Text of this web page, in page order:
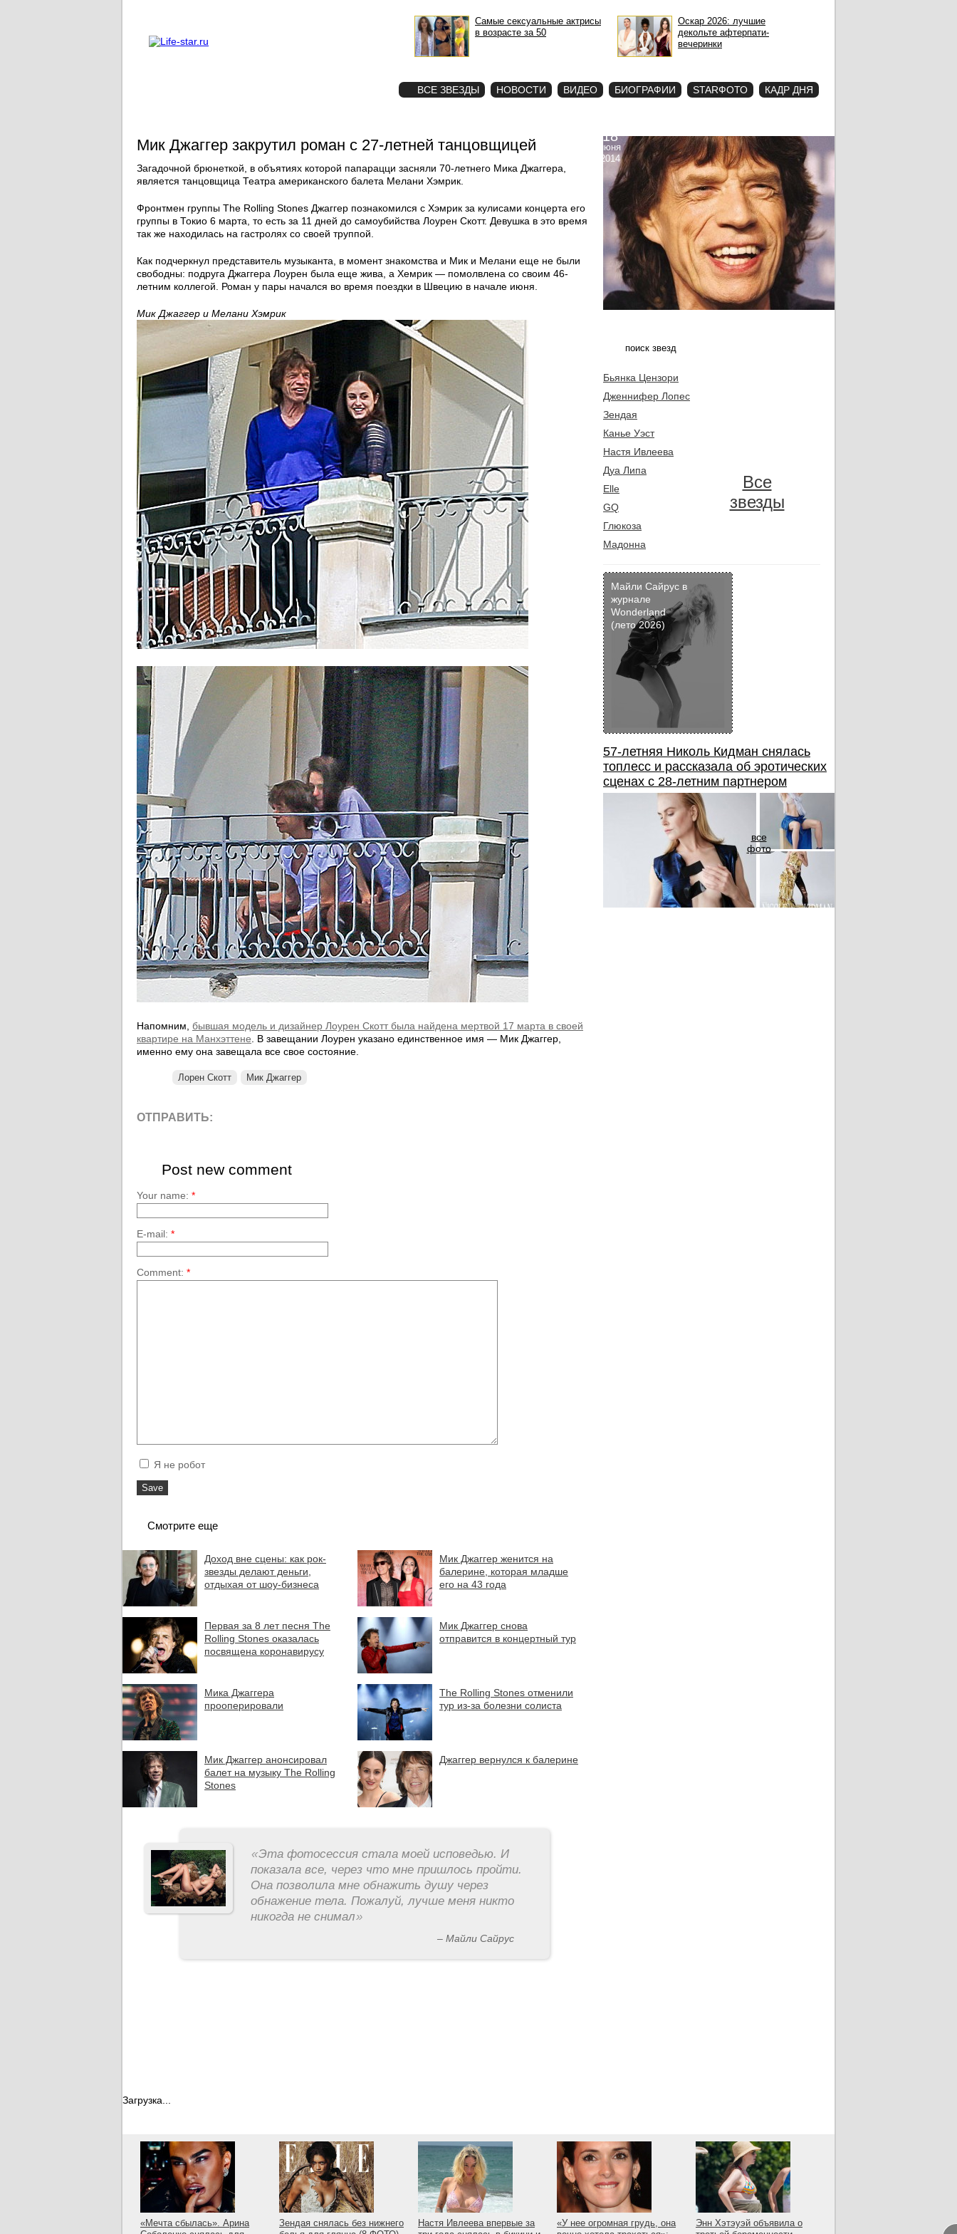
Самые сексуальные актрисы
в возрасте за 50
Оскар 2026: лучшие
декольте афтерпати-
вечеринки
ВСЕ ЗВЕЗДЫ НОВОСТИ ВИДЕО БИОГРАФИИ STARФОТО КАДР ДНЯ
Мик Джаггер закрутил роман с 27-летней танцовщицей
Загадочной брюнеткой, в объятиях которой папарацци засняли 70-летнего Мика Джаггера,
является танцовщица Театра американского балета Мелани Хэмрик.
Фронтмен группы The Rolling Stones Джаггер познакомился с Хэмрик за кулисами концерта его
группы в Токио 6 марта, то есть за 11 дней до самоубийства Лоурен Скотт. Девушка в это время
так же находилась на гастролях со своей труппой.
Как подчеркнул представитель музыканта, в момент знакомства и Мик и Мелани еще не были
свободны: подруга Джаггера Лоурен была еще жива, а Хемрик — помолвлена со своим 46-
летним коллегой. Роман у пары начался во время поездки в Швецию в начале июня.
Мик Джаггер и Мелани Хэмрик
Напомним, бывшая модель и дизайнер Лоурен Скотт была найдена мертвой 17 марта в своей
квартире на Манхэттене . В завещании Лоурен указано единственное имя — Мик Джаггер,
именно ему она завещала все свое состояние.
Лорен Скотт Мик Джаггер
ОТПРАВИТЬ:
Post new comment
Your name: *
E-mail: *
Comment: *
Я не робот
Смотрите еще
Доход вне сцены: как рок-
звезды делают деньги,
отдыхая от шоу-бизнеса
Мик Джаггер женится на
балерине, которая младше
его на 43 года
Первая за 8 лет песня The
Rolling Stones оказалась
посвящена коронавирусу
Мик Джаггер снова
отправится в концертный тур
Мика Джаггера
прооперировали
The Rolling Stones отменили
тур из-за болезни солиста
Мик Джаггер анонсировал
балет на музыку The Rolling
Stones
Джаггер вернулся к балерине
«Эта фотосессия стала моей исповедью. И
показала все, через что мне пришлось пройти.
Она позволила мне обнажить душу через
обнажение тела. Пожалуй, лучше меня никто
никогда не снимал»
– Майли Сайрус
Загрузка...
18
июня
2014
Бьянка Цензори
Дженнифер Лопес
Зендая
Канье Уэст
Настя Ивлеева
Дуа Липа
Elle
GQ
Глюкоза
Мадонна
Все
звезды
Майли Сайрус в
журнале
Wonderland
(лето 2026)
57-летняя Николь Кидман снялась
топлесс и рассказала об эротических
сценах с 28-летним партнером
все
фото
«Мечта сбылась». Арина
Зендая снялась без нижнего
Настя Ивлеева впервые за
«У нее огромная грудь, она
Энн Хэтэуэй объявила о